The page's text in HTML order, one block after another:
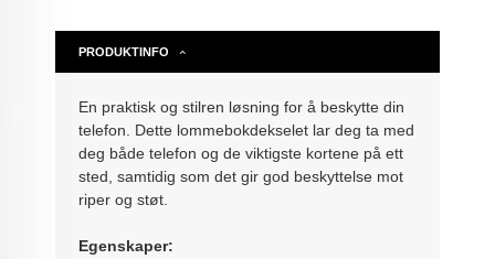
PRODUKTINFO
En praktisk og stilren løsning for å beskytte din
telefon. Dette lommebokdekselet lar deg ta med
deg både telefon og de viktigste kortene på ett
sted, samtidig som det gir god beskyttelse mot
riper og støt.
Egenskaper: